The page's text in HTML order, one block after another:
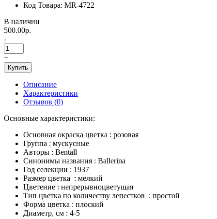
Код Товара: MR-4722
В наличии
500.00р.
-
+
Купить
Описание
Характеристики
Отзывов (0)
Основные характеристики:
Основная окраска цветка : розовая
Группа : мускусные
Авторы : Bentall
Синонимы названия : Ballerina
Год селекции : 1937
Размер цветка : мелкий
Цветение : непрерывноцветущая
Тип цветка по количеству лепестков : простой
Форма цветка : плоский
Диаметр, см : 4-5